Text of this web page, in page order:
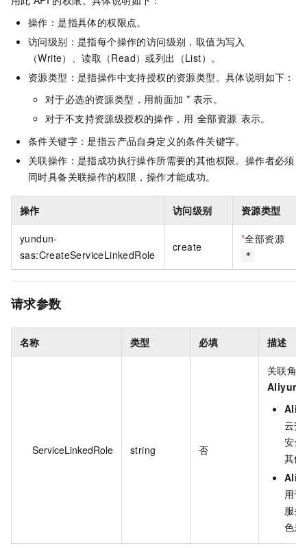
操作：是指具体的权限点。
访问级别：是指每个操作的访问级别，取值为写入
（Write）、读取（Read）或列出（List）。
资源类型：是指操作中支持授权的资源类型。具体说明如下：
对于必选的资源类型，用前面加 * 表示。
对于不支持资源级授权的操作，用 全部资源 表示。
条件关键字：是指云产品自身定义的条件关键字。
关联操作：是指成功执行操作所需要的其他权限。操作者必须
同时具备关联操作的权限，操作才能成功。
操作 访问级别 资源类型
yundun-
sas:CreateServiceLinkedRole
create
*全部资源
*
请求参数
名称 类型 必填 描述
ServiceLinkedRole string 否
关联角
云安
安全
其他
用
服
色来